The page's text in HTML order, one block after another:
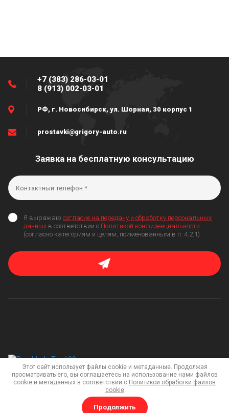
+7 (383) 286-03-01
8 (913) 002-03-01
РФ, г. Новосибирск, ул. Шорная, 30 корпус 1
prostavki@grigory-auto.ru
Заявка на бесплатную консультацию
Я выражаю согласие на передачу и обработку персональных
данных в соответствии с Политикой конфиденциальности
(согласно категориям и целям, поименованным в п. 4.2.1)
Мегагрупп.ру
Политика конфиденциальности
Этот сайт использует файлы cookie и метаданные. Продолжая
просматривать его, вы соглашаетесь на использование нами файлов
cookie и метаданных в соответствии с Политикой обработки файлов
cookie
Продолжить